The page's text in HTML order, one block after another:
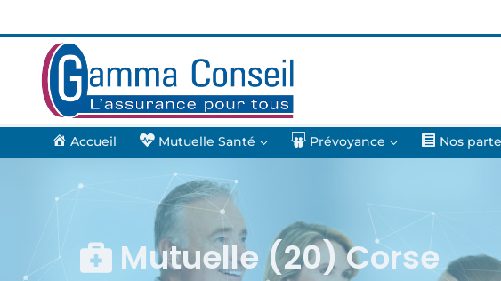
Accueil Mutuelle Santé Prévoyance Nos
Mutuelle (20) Corse